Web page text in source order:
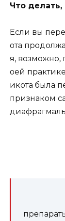
Что делать,
Если вы
ота
я, возможно,
оей
икота была
признаком